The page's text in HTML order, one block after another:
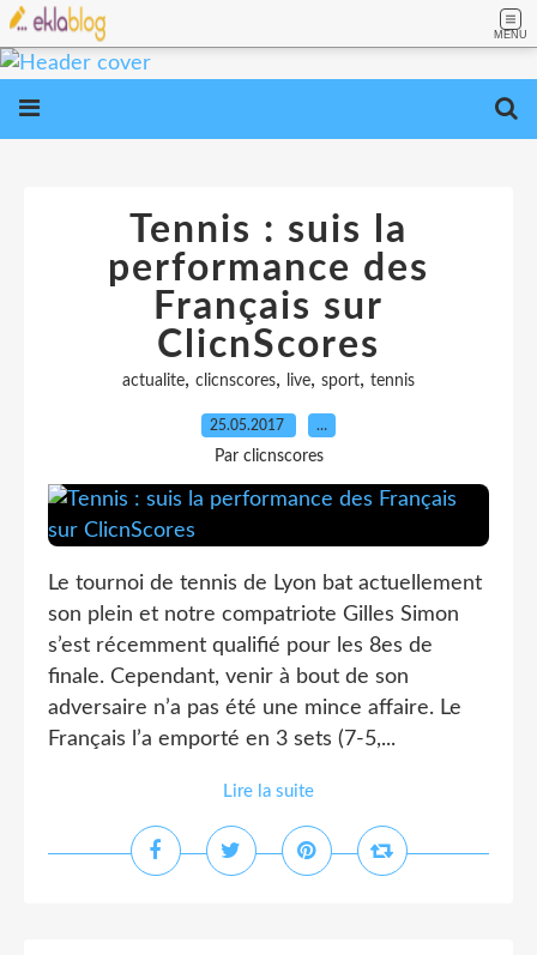
MENU
Tennis : suis la
performance des
Français sur
ClicnScores
actualite, clicnscores, live, sport, tennis
25.05.2017 …
Par clicnscores
Le tournoi de tennis de Lyon bat actuellement
son plein et notre compatriote Gilles Simon
s’est récemment qualifié pour les 8es de
finale. Cependant, venir à bout de son
adversaire n’a pas été une mince affaire. Le
Français l’a emporté en 3 sets (7-5,...
Lire la suite